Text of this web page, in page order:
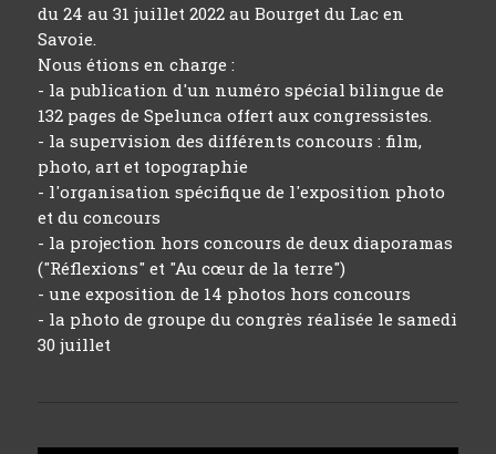
du 24 au 31 juillet 2022 au Bourget du Lac en
Savoie.
Nous étions en charge :
- la publication d'un numéro spécial bilingue de
132 pages de Spelunca offert aux congressistes.
- la supervision des différents concours : film,
photo, art et topographie
- l'organisation spécifique de l'exposition photo
et du concours
- la projection hors concours de deux diaporamas
("Réflexions" et "Au cœur de la terre")
- une exposition de 14 photos hors concours
- la photo de groupe du congrès réalisée le samedi
30 juillet